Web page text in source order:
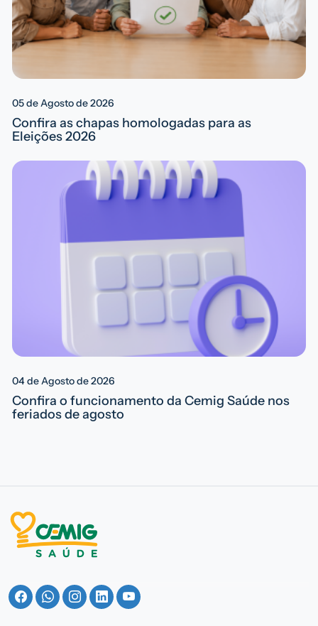
05 de Agosto de 2026
Confira as chapas homologadas para as
Eleições 2026
04 de Agosto de 2026
Confira o funcionamento da Cemig Saúde nos
feriados de agosto